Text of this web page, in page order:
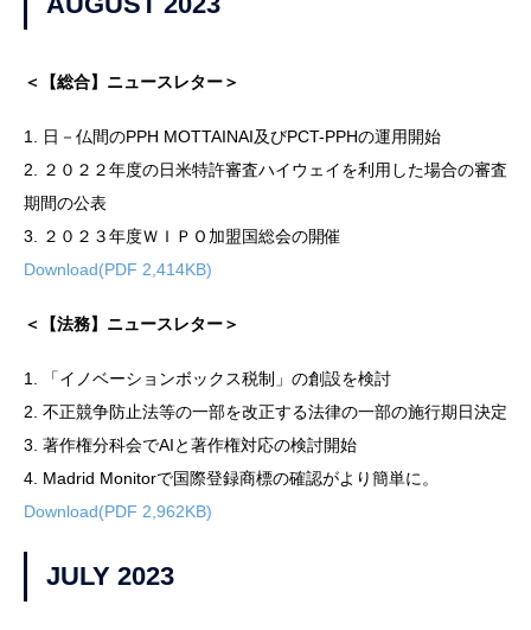
＜【総合】ニュースレター＞
1. 日－仏間のPPH MOTTAINAI及びPCT-PPHの運用開始
2. ２０２２年度の日米特許審査ハイウェイを利用した場合の審査
期間の公表
3. ２０２３年度ＷＩＰＯ加盟国総会の開催
Download(PDF 2,414KB)
＜【法務】ニュースレター＞
1. 「イノベーションボックス税制」の創設を検討
2. 不正競争防止法等の一部を改正する法律の一部の施行期日決定
3. 著作権分科会でAIと著作権対応の検討開始
4. Madrid Monitorで国際登録商標の確認がより簡単に。
Download(PDF 2,962KB)
JULY 2023